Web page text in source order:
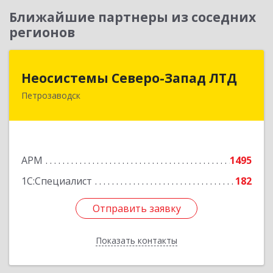
Ближайшие партнеры из соседних
регионов
Неосистемы Северо-Запад ЛТД
Петрозаводск
АРМ
1495
1С:Специалист
182
Отправить заявку
Показать контакты
185001, Карелия Респ, Петрозаводск г,
Подробнее
Отправить заявку
Назад